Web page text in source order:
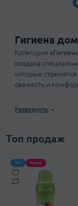
Гигиена
Категория
создана
которые
свежесть и
заботы:
ежедневные
поддержания
В категории
мебели до
Развернуть
Топ продаж
Хит Акция